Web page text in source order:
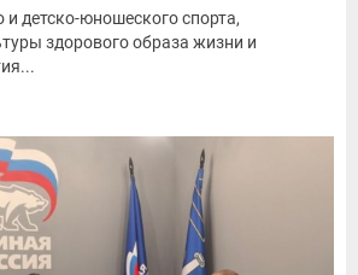
и детско-юношеского спорта,
здорового образа жизни и